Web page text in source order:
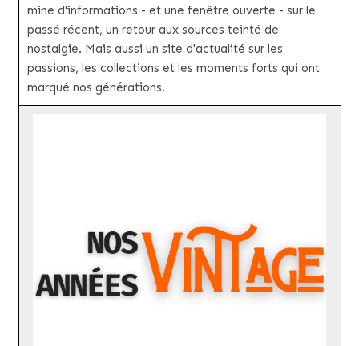
mine d'informations - et une fenêtre ouverte - sur le
passé récent, un retour aux sources teinté de
nostalgie. Mais aussi un site d'actualité sur les
passions, les collections et les moments forts qui ont
marqué nos générations.